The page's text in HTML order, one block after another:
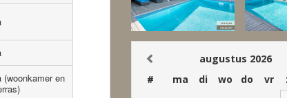
(woonkamer en